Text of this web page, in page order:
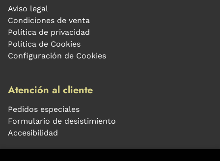
Aviso legal
Condiciones de venta
Política de privacidad
Política de Cookies
Configuración de Cookies
Atención al cliente
Pedidos especiales
Formulario de desistimiento
Accesibilidad